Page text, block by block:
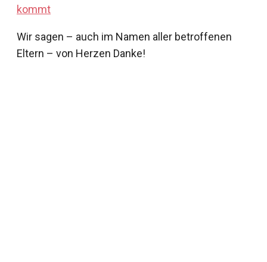
kommt
Wir sagen – auch im Namen aller betroffenen
Eltern – von Herzen Danke!